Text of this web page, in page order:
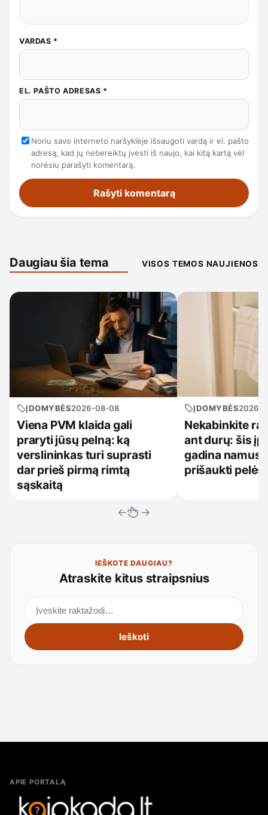
VARDAS *
EL. PAŠTO ADRESAS *
Noriu savo interneto naršyklėje išsaugoti vardą ir el. pašto
adresą, kad jų nebereiktų įvesti iš naujo, kai kitą kartą vėl
norėsiu parašyti komentarą.
Daugiau šia tema VISOS TEMOS NAUJIENOS
ĮDOMYBĖS2026-08-08
Viena PVM klaida gali
praryti jūsų pelną: ką
verslininkas turi suprasti
dar prieš pirmą rimtą
sąskaitą
ĮDOMYBĖS2026-
Nekabinkite
ant durų: šis
gadina namus
prišaukti
← →
IEŠKOTE DAUGIAU?
Atraskite kitus straipsnius
Ieškoti
APIE PORTALĄ